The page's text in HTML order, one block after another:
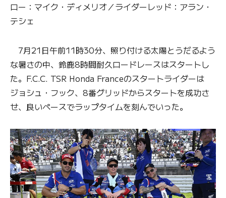
ロー：マイク・ディメリオ／ライダーレッド：アラン・
テシェ
7月21日午前11時30分、照り付ける太陽とうだるよう
な暑さの中、鈴鹿8時間耐久ロードレースはスタートし
た。F.C.C. TSR Honda Franceのスタートライダーは
ジョシュ・フック、8番グリッドからスタートを成功さ
せ、良いペースでラップタイムを刻んでいった。